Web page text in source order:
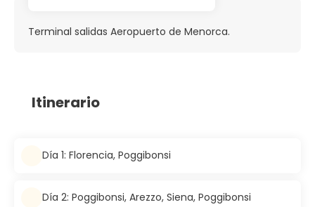
Terminal salidas Aeropuerto de Menorca.
Itinerario
Día 1: Florencia, Poggibonsi
Día 2: Poggibonsi, Arezzo, Siena, Poggibonsi